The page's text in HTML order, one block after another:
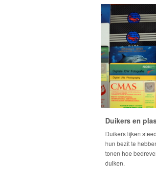
Duikers en
Duikers lijken
hun bezit te
tonen hoe
duiken.